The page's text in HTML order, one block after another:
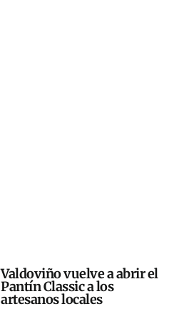
Valdoviño vuelve a abrir el
Pantín Classic a los
artesanos locales